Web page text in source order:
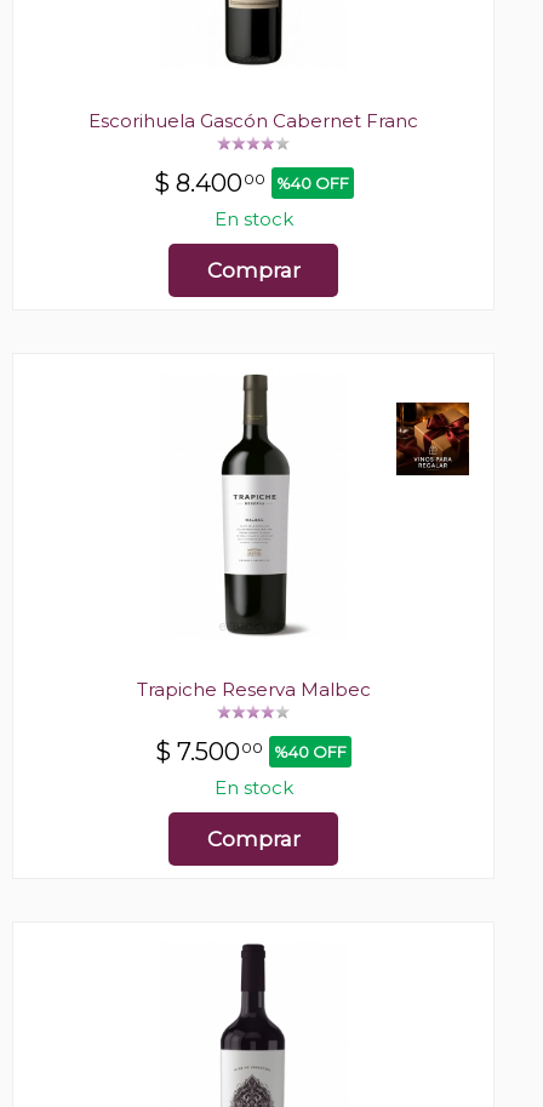
Escorihuela Gascón Cabernet Franc
$ 8.40000 %40 OFF
En stock
Comprar
Trapiche Reserva Malbec
$ 7.50000 %40 OFF
En stock
Comprar